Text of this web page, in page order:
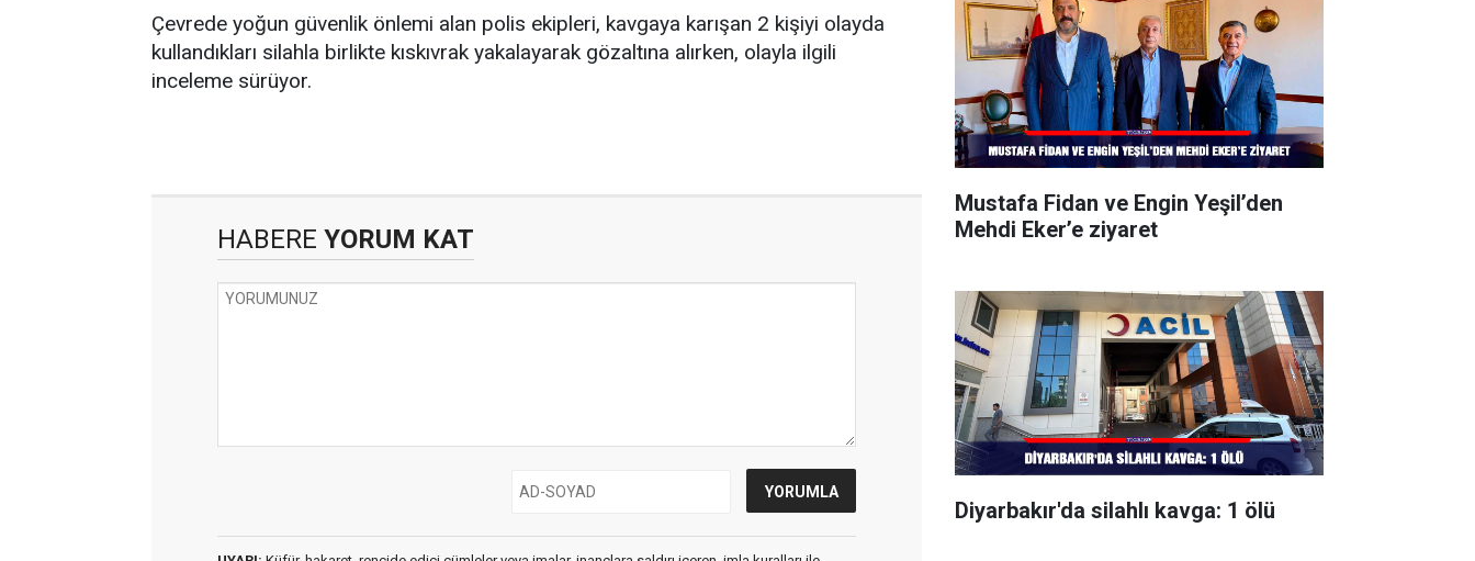
Çevrede yoğun güvenlik önlemi alan polis ekipleri, kavgaya karışan 2 kişiyi olayda
kullandıkları silahla birlikte kıskıvrak yakalayarak gözaltına alırken, olayla ilgili
inceleme sürüyor.
HABERE YORUM KAT
Mustafa Fidan ve Engin Yeşil’den
Mehdi Eker’e ziyaret
Diyarbakır'da silahlı kavga: 1 ölü